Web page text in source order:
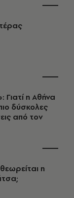
η Αθήνα
δύσκολες
από τον
η